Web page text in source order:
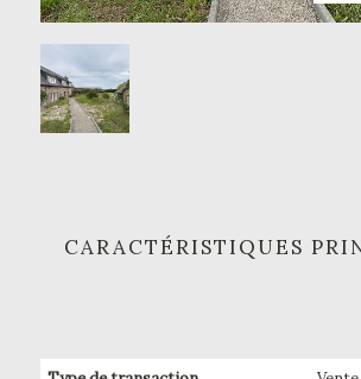
CARACTÉRISTIQUES